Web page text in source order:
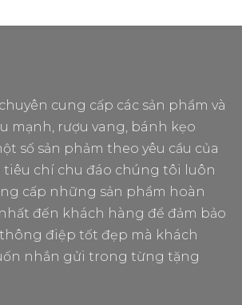
cung cấp các sản phẩm và
mạnh, rượu vang, bánh kẹo
số sản phảm theo yêu cầu của
tiêu chí chu đáo chúng tôi luôn
cấp những sản phẩm hoàn
đến khách hàng để đảm bảo
điệp tốt đẹp mà khách
nhắn gửi trong từng tặng